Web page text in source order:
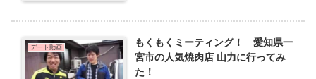
デート動画
もくもくミーティング！ 愛知県一
宮市の人気焼肉店 山力に行ってみ
た！